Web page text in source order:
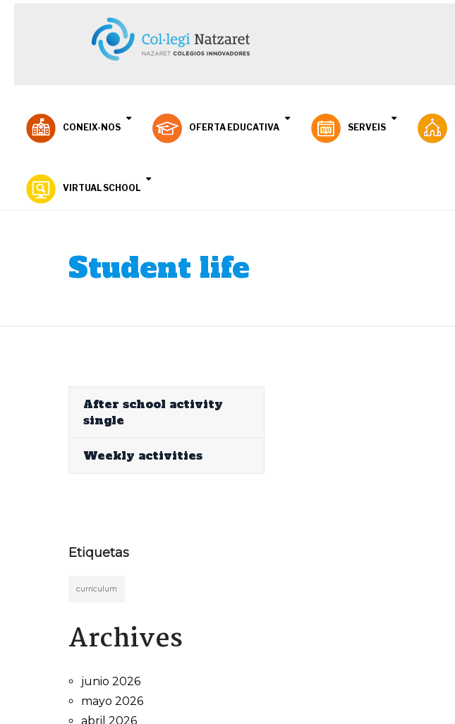
CONEIX-NOS OFERTA EDUCATIVA SERVEIS
VIRTUAL SCHOOL
Student life
After school activity
single
Weekly activities
Etiquetas
curriculum
Archives
junio 2026
mayo 2026
abril 2026